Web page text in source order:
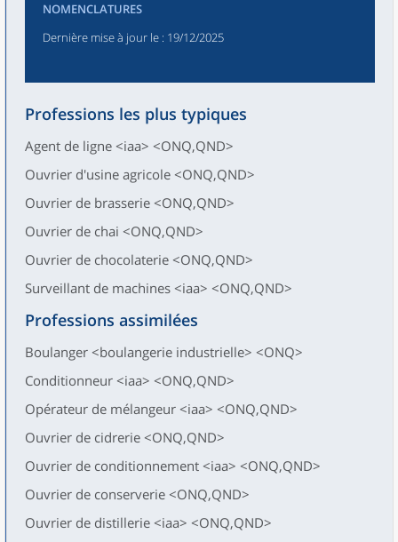
NOMENCLATURES
Dernière mise à jour le : 19/12/2025
Professions les plus typiques
Agent de ligne <iaa> <ONQ,QND>
Ouvrier d'usine agricole <ONQ,QND>
Ouvrier de brasserie <ONQ,QND>
Ouvrier de chai <ONQ,QND>
Ouvrier de chocolaterie <ONQ,QND>
Surveillant de machines <iaa> <ONQ,QND>
Professions assimilées
Boulanger <boulangerie industrielle> <ONQ>
Conditionneur <iaa> <ONQ,QND>
Opérateur de mélangeur <iaa> <ONQ,QND>
Ouvrier de cidrerie <ONQ,QND>
Ouvrier de conditionnement <iaa> <ONQ,QND>
Ouvrier de conserverie <ONQ,QND>
Ouvrier de distillerie <iaa> <ONQ,QND>